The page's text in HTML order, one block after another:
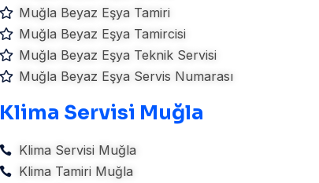
Muğla Beyaz Eşya Tamiri
Muğla Beyaz Eşya Tamircisi
Muğla Beyaz Eşya Teknik Servisi
Muğla Beyaz Eşya Servis Numarası
Klima Servisi Muğla
Klima Servisi Muğla
Klima Tamiri Muğla